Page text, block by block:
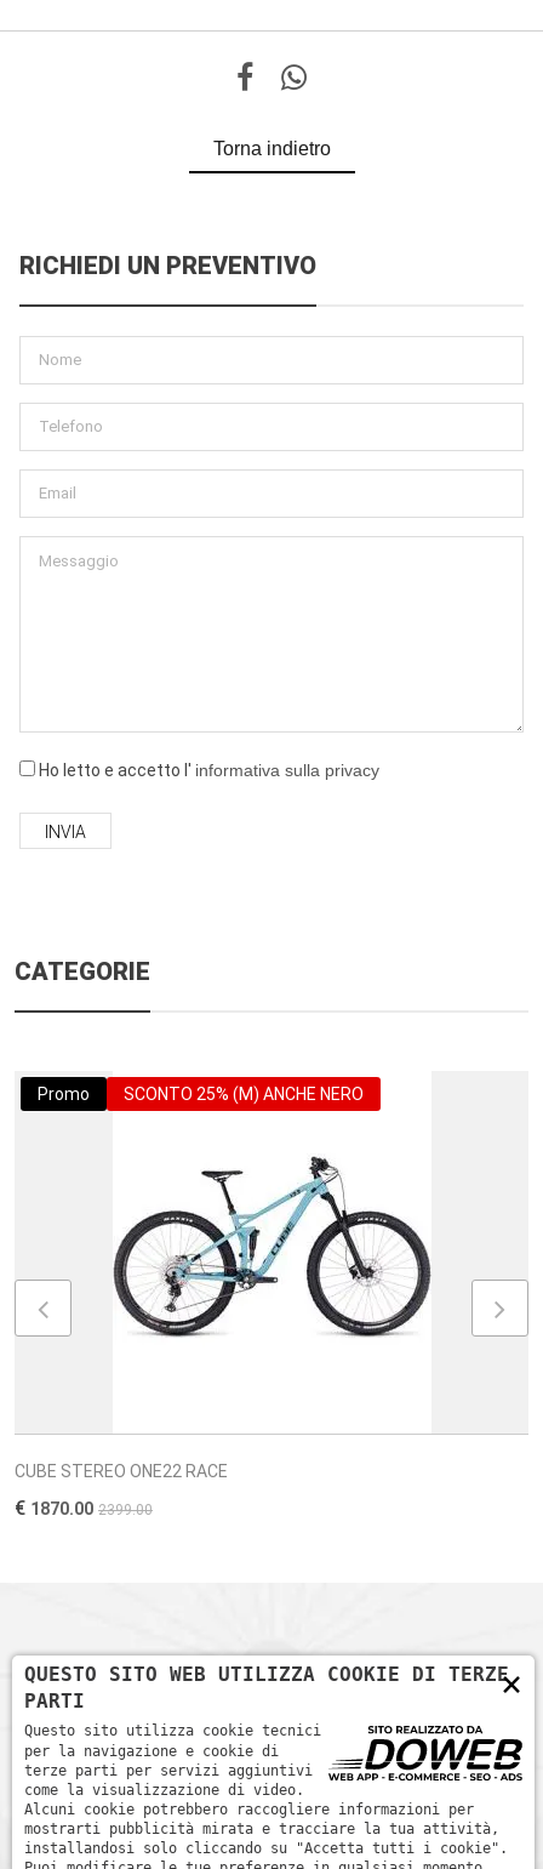
Torna indietro
RICHIEDI UN PREVENTIVO
Ho letto e accetto l' informativa sulla privacy
INVIA
CATEGORIE
Promo SCONTO 25% (M) ANCHE NERO
CUBE STEREO ONE22 RACE
€ 1870.00 2399.00
Nel nostro negozio, gli appassionati di ciclismo possono trovare
un ambiente dedicato per esplorare le ultime novità nel mondo
×
QUESTO SITO WEB UTILIZZA COOKIE DI TERZE
PARTI
Questo sito utilizza cookie tecnici
per la navigazione e cookie di
terze parti per servizi aggiuntivi
come la visualizzazione di video.
Alcuni cookie potrebbero raccogliere informazioni per
mostrarti pubblicità mirata e tracciare la tua attività,
installandosi solo cliccando su "Accetta tutti i cookie".